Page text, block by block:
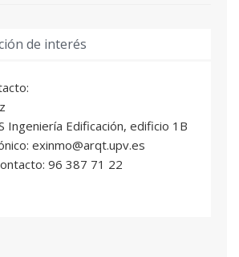
Martínez Iglesia
MUNICIPAL
Jiménez Valle: Profesional del
Aloy: Profesor/a Titular de
de interés
Ingeniería Edificación, edificio 1B
exinmo@arqt.upv.es
96 387 71 22